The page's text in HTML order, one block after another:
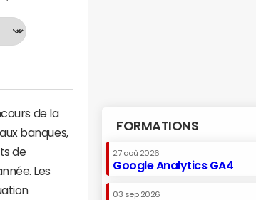
de la
banques,
de
Les
FORMATIONS
27 aoû 2026
Google Analytics GA4
03 sep 2026